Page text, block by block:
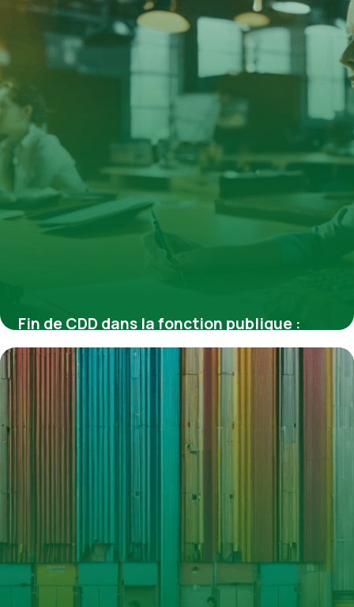
4 août 2025
Fin de CDD dans la fonction publique :
prime et indemnités
4 juillet 2025